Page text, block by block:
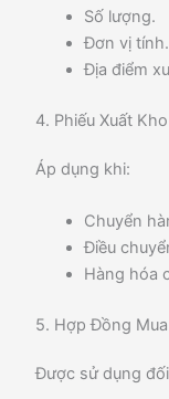
Số lượng.
Đơn vị tính.
Địa điểm
4. Phiếu Xuất
Áp dụng khi:
Chuyển
Điều
Hàng hóa
5. Hợp Đồng
Được sử dụng